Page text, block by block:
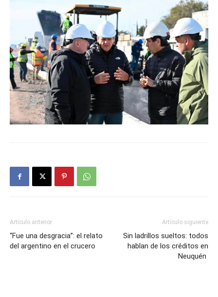
Artículo anterior
“Fue una desgracia”: el relato
del argentino en el crucero
Artículo siguiente
Sin ladrillos sueltos: todos
hablan de los créditos en
Neuquén